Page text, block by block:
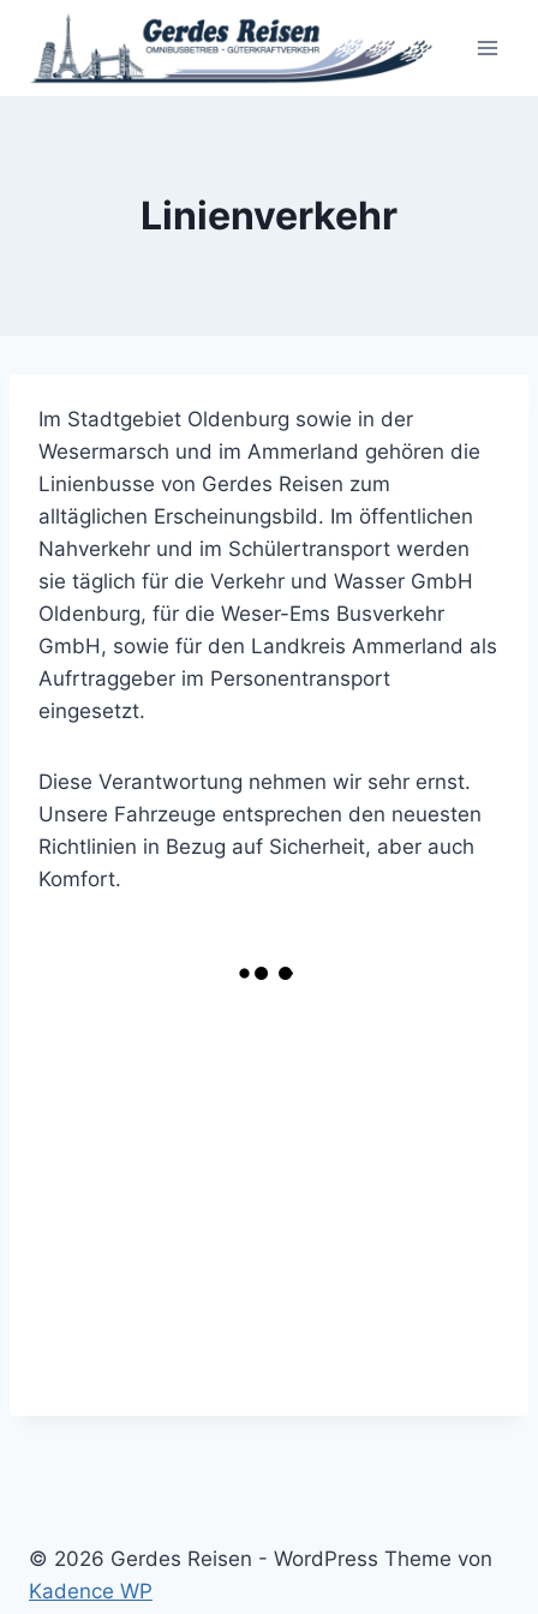
Inhalt
springen
Linienverkehr
Im Stadtgebiet Oldenburg sowie in der
Wesermarsch und im Ammerland gehören die
Linienbusse von Gerdes Reisen zum
alltäglichen Erscheinungsbild. Im öffentlichen
Nahverkehr und im Schülertransport werden
sie täglich für die Verkehr und Wasser GmbH
Oldenburg, für die Weser-Ems Busverkehr
GmbH, sowie für den Landkreis Ammerland als
Aufrtraggeber im Personentransport
eingesetzt.
Diese Verantwortung nehmen wir sehr ernst.
Unsere Fahrzeuge entsprechen den neuesten
Richtlinien in Bezug auf Sicherheit, aber auch
Komfort.
© 2026 Gerdes Reisen - WordPress Theme von
Kadence WP